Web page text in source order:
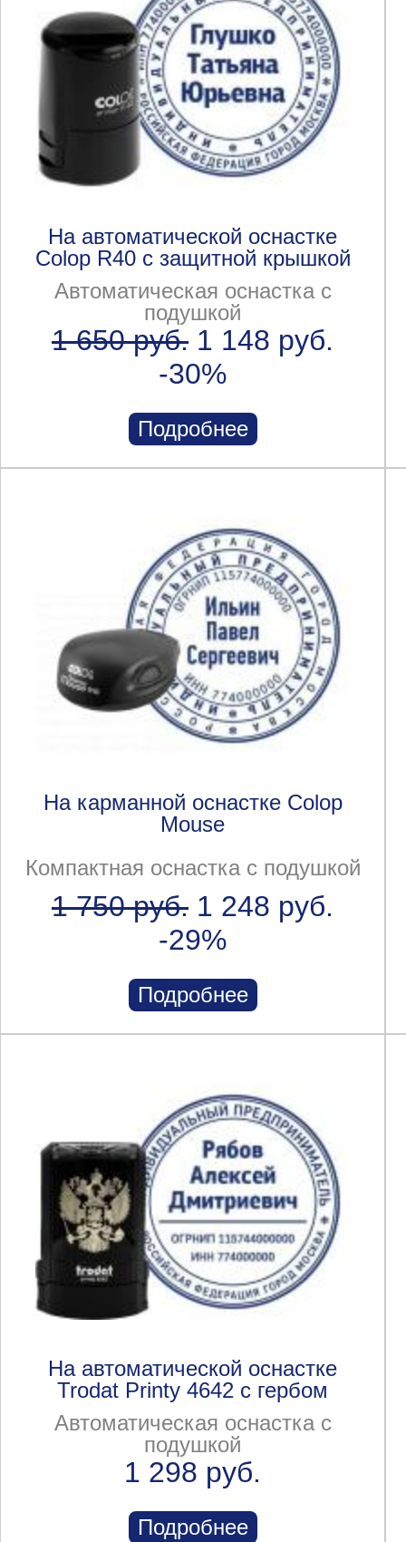
На автоматической оснастке
Colop R40 с защитной крышкой
Автоматическая оснастка с
подушкой
1 650 руб. 1 148 руб.
-30%
Подробнее
На карманной оснастке Colop
Mouse
Компактная оснастка с подушкой
1 750 руб. 1 248 руб.
-29%
Подробнее
На автоматической оснастке
Trodat Printy 4642 с гербом
Автоматическая оснастка с
подушкой
1 298 руб.
Подробнее